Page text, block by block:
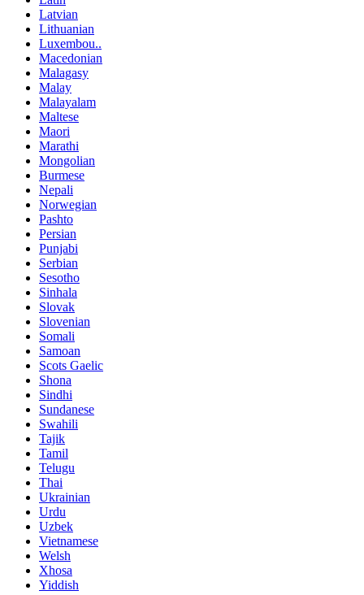
Latvian
Lithuanian
Luxembou..
Macedonian
Malagasy
Malay
Malayalam
Maltese
Maori
Marathi
Mongolian
Burmese
Nepali
Norwegian
Pashto
Persian
Punjabi
Serbian
Sesotho
Sinhala
Slovak
Slovenian
Somali
Samoan
Scots Gaelic
Shona
Sindhi
Sundanese
Swahili
Tajik
Tamil
Telugu
Thai
Ukrainian
Urdu
Uzbek
Vietnamese
Welsh
Xhosa
Yiddish